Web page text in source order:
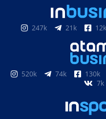
247k 21k 12k
520k 74k 130k
7k